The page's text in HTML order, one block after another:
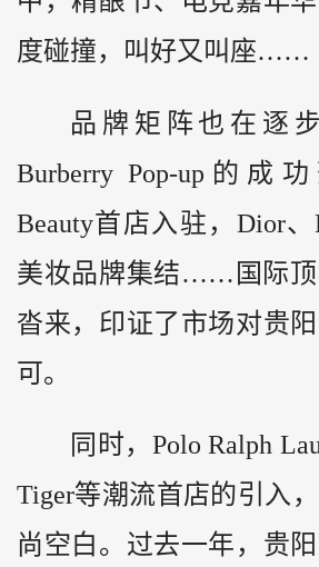
度碰撞，叫好又叫座……
品牌矩阵也在逐
Burberry Pop-up的成
Beauty首店入驻，Dior
美妆品牌集结……国际顶
沓来，印证了市场对贵
可。
同时，Polo Ralph
Tiger等潮流首店的引入
尚空白。过去一年，贵